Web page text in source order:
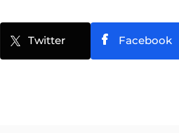
Twitter Facebook